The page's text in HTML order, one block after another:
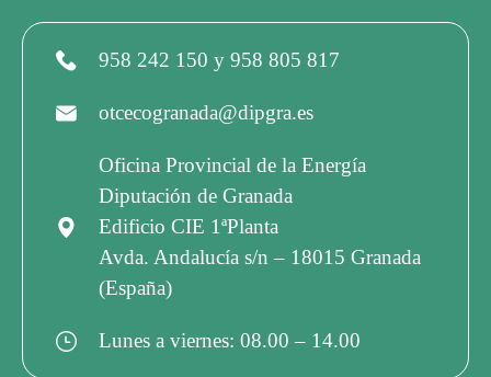
958 242 150 y 958 805 817
otcecogranada@dipgra.es
Oficina Provincial de la Energía
Diputación de Granada
Edificio CIE 1ªPlanta
Avda. Andalucía s/n – 18015 Granada
(España)
Lunes a viernes: 08.00 – 14.00